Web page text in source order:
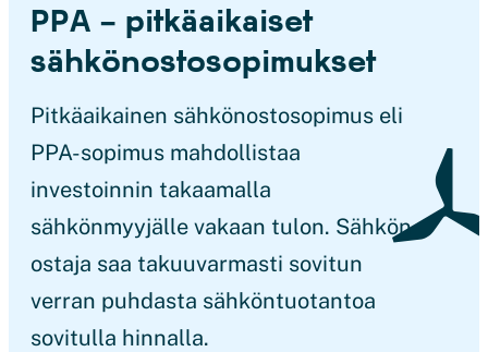
PPA – pitkäaikaiset
sähkönostosopimukset
Pitkäaikainen sähkönostosopimus eli
PPA-sopimus mahdollistaa
investoinnin takaamalla
sähkönmyyjälle vakaan tulon. Sähkön
ostaja saa takuuvarmasti sovitun
verran puhdasta sähköntuotantoa
sovitulla hinnalla.